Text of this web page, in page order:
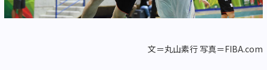
文＝丸山素行 写真＝FIBA.com